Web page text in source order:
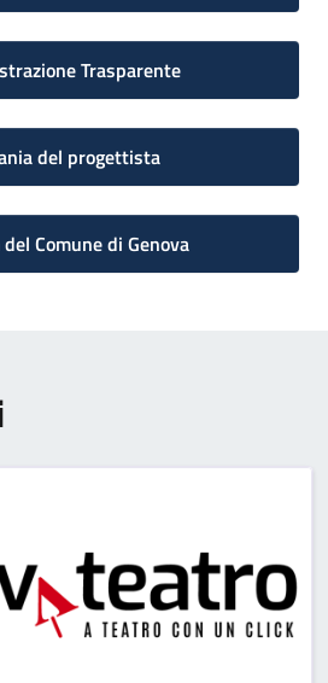
Trasparente
del progettista
Comune di Genova